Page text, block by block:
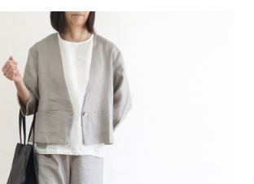
素材
リネン100％
サイズ
円(税込)以上にて送料無料（一部地域
信越・東海・関西：880円
円
継料が発生する地域1,540円